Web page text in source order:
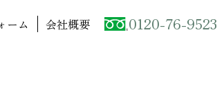
ーム 会社概要 0120-76-9523